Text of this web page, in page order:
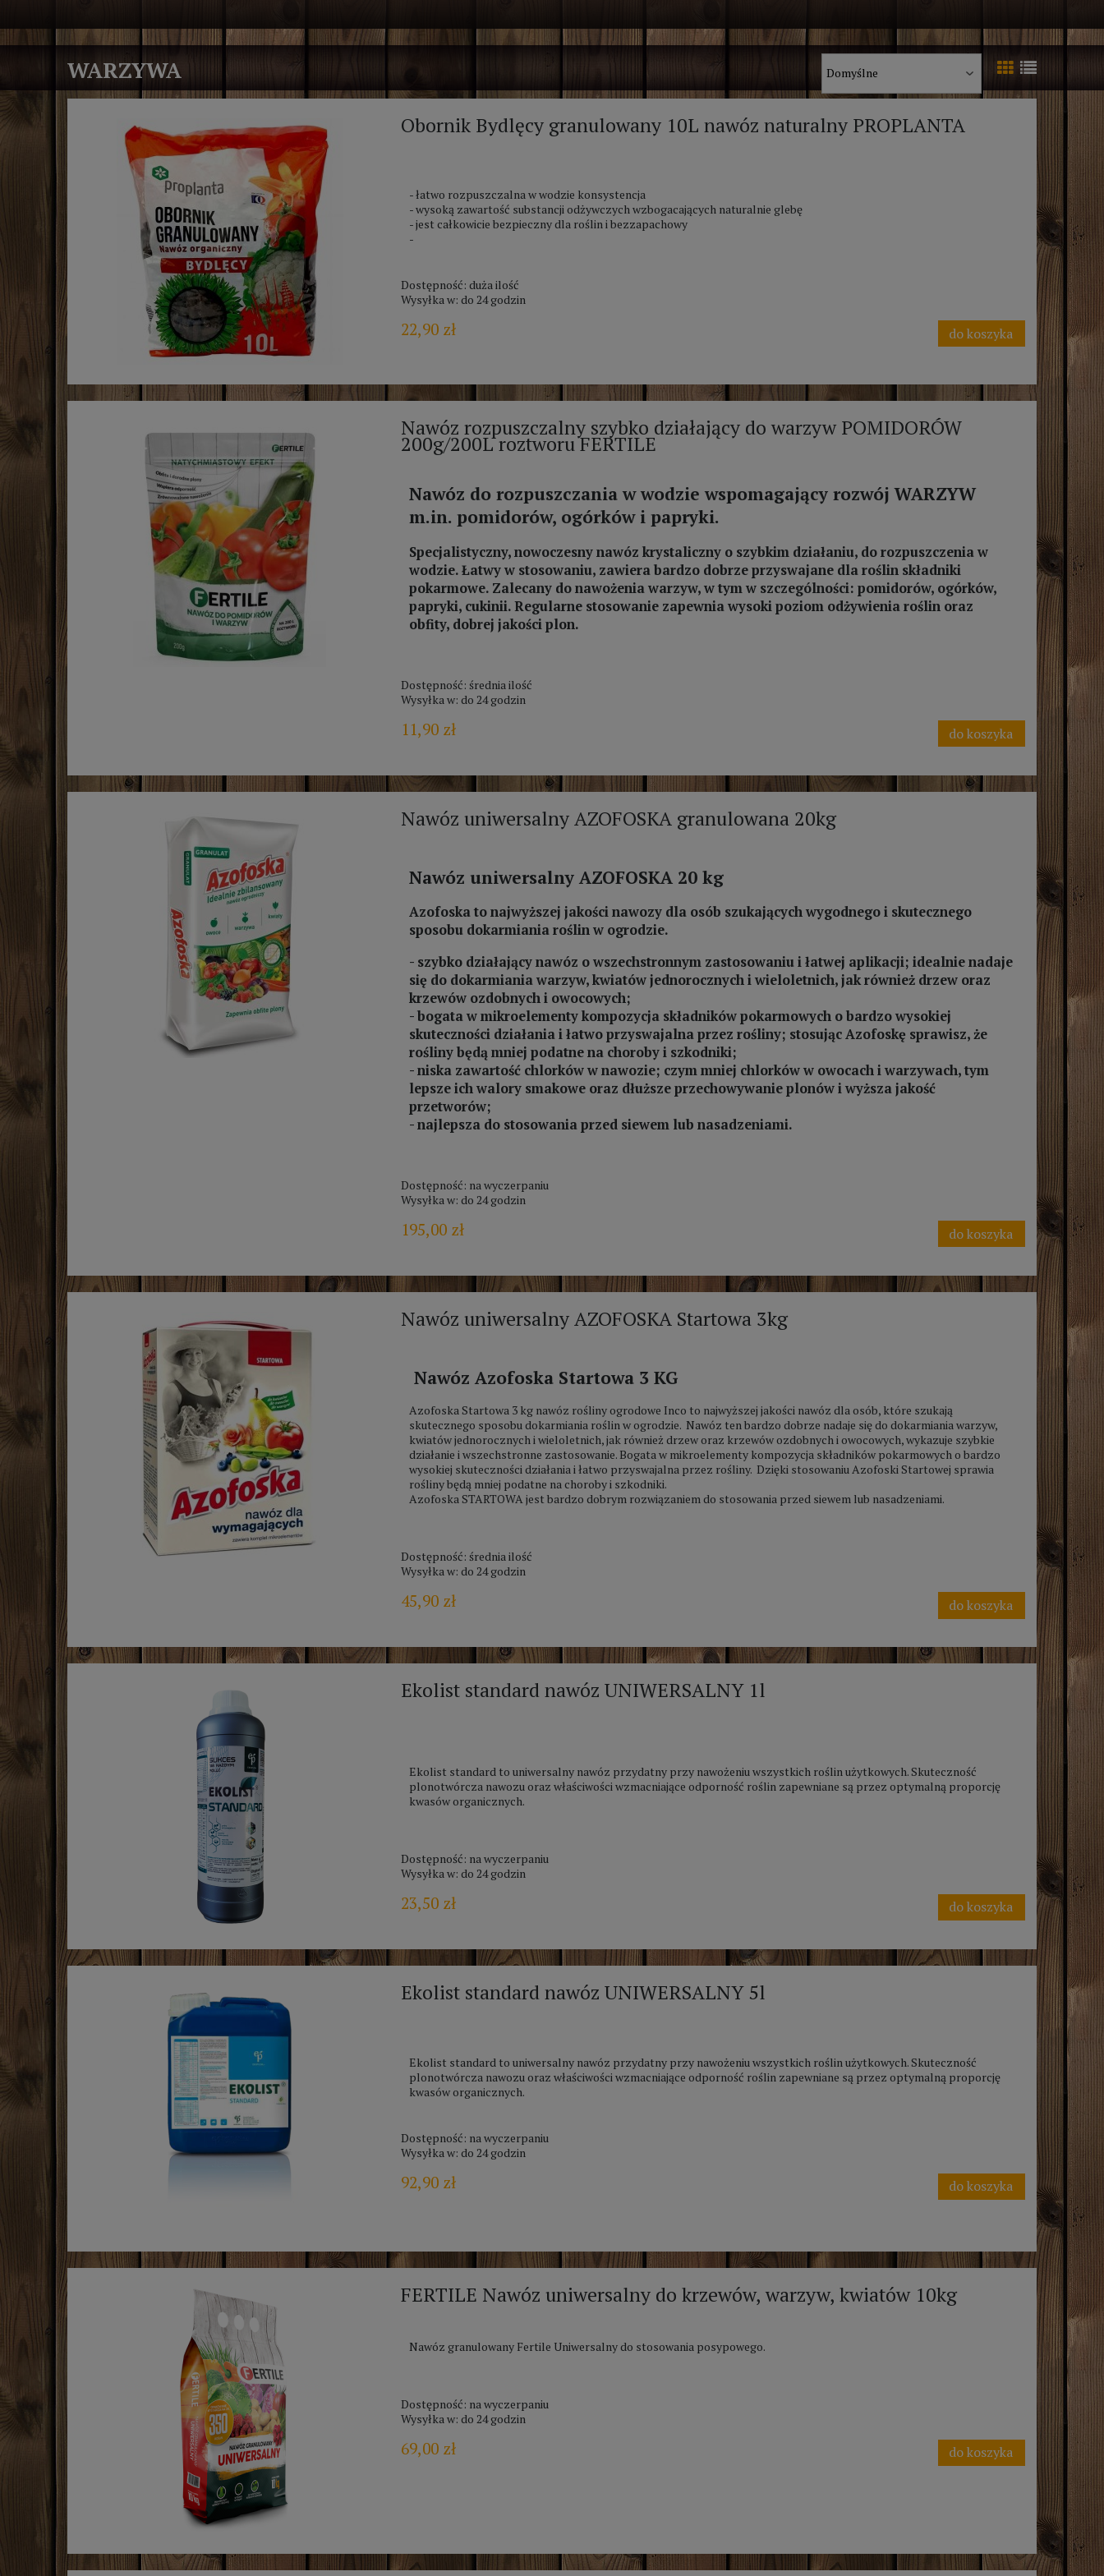
WARZYWA
Obornik Bydlęcy granulowany 10L nawóz naturalny PROPLANTA
- łatwo rozpuszczalna w wodzie konsystencja
- wysoką zawartość substancji odżywczych wzbogacających naturalnie glebę
- jest całkowicie bezpieczny dla roślin i bezzapachowy
-
Dostępność: duża ilość
Wysyłka w: do 24 godzin
22,90 zł do koszyka
Nawóz rozpuszczalny szybko działający do warzyw POMIDORÓW
200g/200L roztworu FERTILE
Nawóz do rozpuszczania w wodzie wspomagający rozwój WARZYW
m.in. pomidorów, ogórków i papryki.
Specjalistyczny, nowoczesny nawóz krystaliczny o szybkim działaniu, do rozpuszczenia w
wodzie. Łatwy w stosowaniu, zawiera bardzo dobrze przyswajane dla roślin składniki
pokarmowe. Zalecany do nawożenia warzyw, w tym w szczególności: pomidorów, ogórków,
papryki, cukinii. Regularne stosowanie zapewnia wysoki poziom odżywienia roślin oraz
obfity, dobrej jakości plon.
Dostępność: średnia ilość
Wysyłka w: do 24 godzin
11,90 zł do koszyka
Nawóz uniwersalny AZOFOSKA granulowana 20kg
Nawóz uniwersalny AZOFOSKA 20 kg
Azofoska to najwyższej jakości nawozy dla osób szukających wygodnego i skutecznego
sposobu dokarmiania roślin w ogrodzie.
- szybko działający nawóz o wszechstronnym zastosowaniu i łatwej aplikacji; idealnie nadaje
się do dokarmiania warzyw, kwiatów jednorocznych i wieloletnich, jak również drzew oraz
krzewów ozdobnych i owocowych;
- bogata w mikroelementy kompozycja składników pokarmowych o bardzo wysokiej
skuteczności działania i łatwo przyswajalna przez rośliny; stosując Azofoskę sprawisz, że
rośliny będą mniej podatne na choroby i szkodniki;
- niska zawartość chlorków w nawozie; czym mniej chlorków w owocach i warzywach, tym
lepsze ich walory smakowe oraz dłuższe przechowywanie plonów i wyższa jakość
przetworów;
- najlepsza do stosowania przed siewem lub nasadzeniami.
Dostępność: na wyczerpaniu
Wysyłka w: do 24 godzin
195,00 zł do koszyka
Nawóz uniwersalny AZOFOSKA Startowa 3kg
Nawóz Azofoska Startowa 3 KG
Azofoska Startowa 3 kg nawóz rośliny ogrodowe Inco to najwyższej jakości nawóz dla osób, które szukają
skutecznego sposobu dokarmiania roślin w ogrodzie. Nawóz ten bardzo dobrze nadaje się do dokarmiania warzyw,
kwiatów jednorocznych i wieloletnich, jak również drzew oraz krzewów ozdobnych i owocowych, wykazuje szybkie
działanie i wszechstronne zastosowanie. Bogata w mikroelementy kompozycja składników pokarmowych o bardzo
wysokiej skuteczności działania i łatwo przyswajalna przez rośliny. Dzięki stosowaniu Azofoski Startowej sprawia
rośliny będą mniej podatne na choroby i szkodniki.
Azofoska STARTOWA jest bardzo dobrym rozwiązaniem do stosowania przed siewem lub nasadzeniami.
Dostępność: średnia ilość
Wysyłka w: do 24 godzin
45,90 zł do koszyka
Ekolist standard nawóz UNIWERSALNY 1l
Ekolist standard to uniwersalny nawóz przydatny przy nawożeniu wszystkich roślin użytkowych. Skuteczność
plonotwórcza nawozu oraz właściwości wzmacniające odporność roślin zapewniane są przez optymalną proporcję
kwasów organicznych.
Dostępność: na wyczerpaniu
Wysyłka w: do 24 godzin
23,50 zł do koszyka
Ekolist standard nawóz UNIWERSALNY 5l
Ekolist standard to uniwersalny nawóz przydatny przy nawożeniu wszystkich roślin użytkowych. Skuteczność
plonotwórcza nawozu oraz właściwości wzmacniające odporność roślin zapewniane są przez optymalną proporcję
kwasów organicznych.
Dostępność: na wyczerpaniu
Wysyłka w: do 24 godzin
92,90 zł do koszyka
FERTILE Nawóz uniwersalny do krzewów, warzyw, kwiatów 10kg
Nawóz granulowany Fertile Uniwersalny do stosowania posypowego.
Dostępność: na wyczerpaniu
Wysyłka w: do 24 godzin
69,00 zł do koszyka